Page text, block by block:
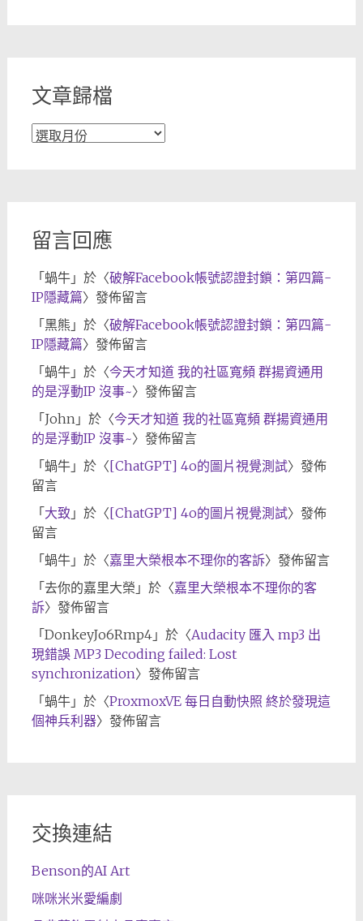
文章歸檔
文
留言回應
「 蝸牛」於〈破解Facebook帳號認證封鎖：第四篇-
IP隱藏篇〉發佈留言
「 黑熊 」於〈破解Facebook帳號認證封鎖：第四篇-
IP隱藏篇〉發佈留言
「 蝸牛」於〈今天才知道 我的社區寬頻 群揚資通用
的是浮動IP 沒事~〉發佈留言
「 John」於〈今天才知道 我的社區寬頻 群揚資通用
的是浮動IP 沒事~〉發佈留言
「 蝸牛」於〈[ChatGPT] 4o的圖片視覺測試〉發佈
留言
「 大致 」於〈[ChatGPT] 4o的圖片視覺測試〉發佈
留言
「 蝸牛」於〈嘉里大榮根本不理你的客訴〉發佈留言
「 去你的嘉里大榮 」於〈嘉里大榮根本不理你的客
訴〉發佈留言
「 DonkeyJo6Rmp4」於〈Audacity 匯入 mp3 出
現錯誤 MP3 Decoding failed: Lost
synchronization〉發佈留言
「 蝸牛」於〈ProxmoxVE 每日自動快照 終於發現這
個神兵利器〉發佈留言
交換連結
Benson的AI Art
咪咪米米愛編劇